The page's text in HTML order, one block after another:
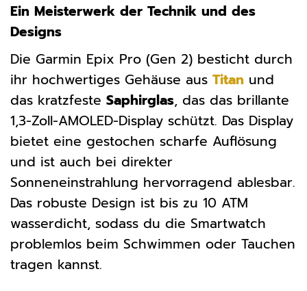
Ein Meisterwerk der Technik und des
Designs
Die Garmin Epix Pro (Gen 2) besticht durch
ihr hochwertiges Gehäuse aus Titan und
das kratzfeste Saphirglas, das das brillante
1,3-Zoll-AMOLED-Display schützt. Das Display
bietet eine gestochen scharfe Auflösung
und ist auch bei direkter
Sonneneinstrahlung hervorragend ablesbar.
Das robuste Design ist bis zu 10 ATM
wasserdicht, sodass du die Smartwatch
problemlos beim Schwimmen oder Tauchen
tragen kannst.